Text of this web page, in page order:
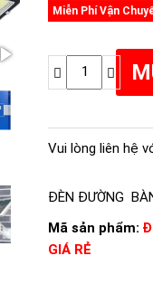
Miễn Phí Vận
Vui lòng liên hệ
ĐÈN ĐƯỜNG
Mã sản phẩm:
GIÁ RẺ